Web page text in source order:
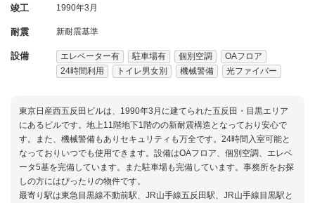
竣工 1990年3月
耐震 新耐震基準
設備 エレベーター有 駐車場有 個別空調
OAフロア
24時間利用
トイレ男女別 機械警備 光ファイバー
東京日産西五反田ビルは、1990年3月に建てられた五反田・目黒エリア
にあるビルです。地上11階地下1階のの新耐震構造となっており安心で
す。また、機械警備もありセキュリティも万全です。24時間入室可能と
なっておりいつでも使用できます。設備はOAフロア、個別空調、エレベ
ータ5基を完備しています。また駐車場も完備しています。事務所をお探
しの方にはぴったりの物件です。
最寄り駅は東急目黒線不動前駅、JR山手線五反田駅、JR山手線目黒駅と